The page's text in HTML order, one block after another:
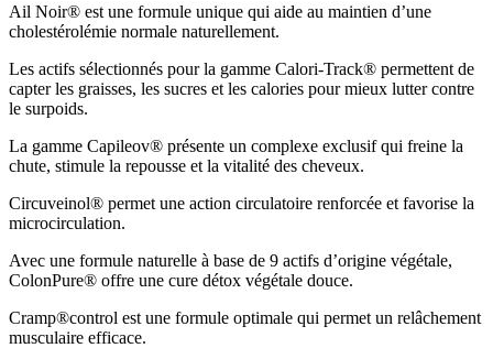
Ail Noir® est une formule unique qui aide au maintien d’une
cholestérolémie normale naturellement.
Les actifs sélectionnés pour la gamme Calori-Track® permettent de
capter les graisses, les sucres et les calories pour mieux lutter contre
le surpoids.
La gamme Capileov® présente un complexe exclusif qui freine la
chute, stimule la repousse et la vitalité des cheveux.
Circuveinol® permet une action circulatoire renforcée et favorise la
microcirculation.
Avec une formule naturelle à base de 9 actifs d’origine végétale,
ColonPure® offre une cure détox végétale douce.
Cramp®control est une formule optimale qui permet un relâchement
musculaire efficace.